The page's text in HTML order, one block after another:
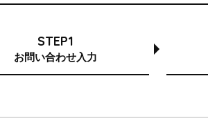
STEP1
お問い合わせ入力